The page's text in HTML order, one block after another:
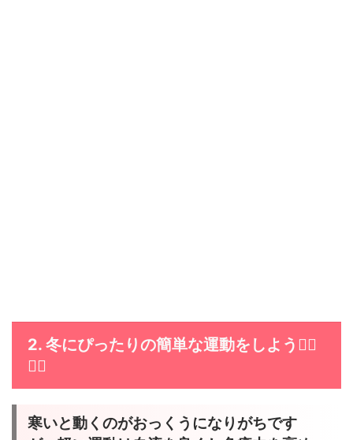
2. 冬にぴったりの簡単な運動をしよう🏃‍♀️
🧘‍♂️
寒いと動くのがおっくうになりがちです